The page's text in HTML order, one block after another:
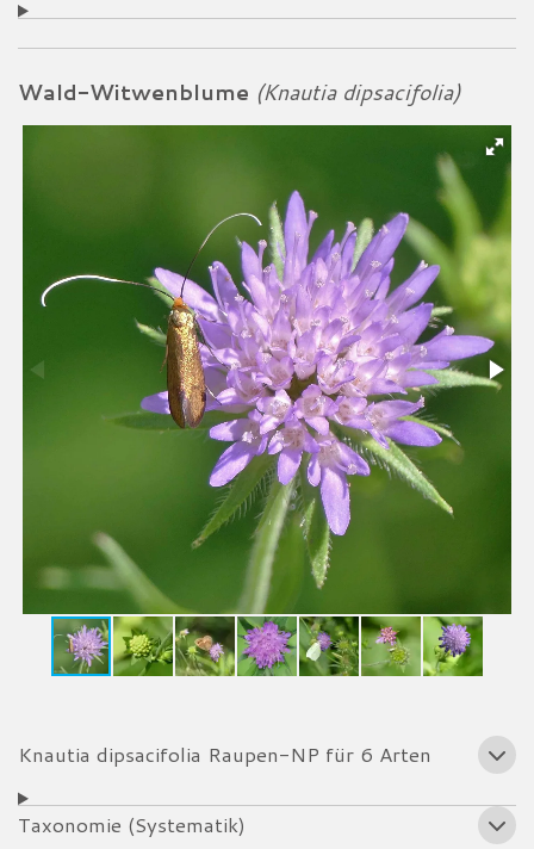
Wald-Witwenblume (Knautia dipsacifolia)
Knautia dipsacifolia Raupen-NP für 6 Arten
Taxonomie (Systematik)